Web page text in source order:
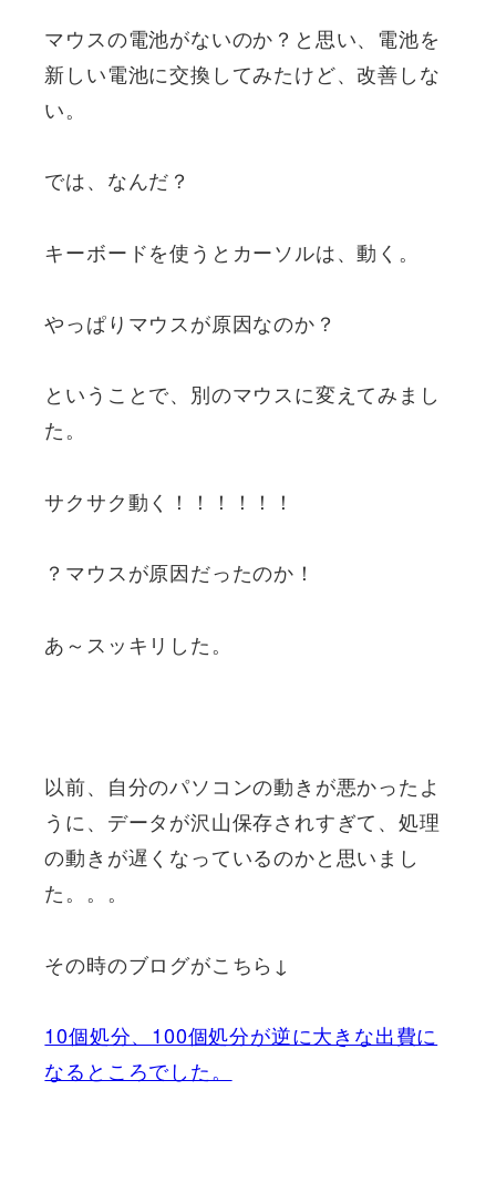
マウスの電池がないのか？と思い、電池を
新しい電池に交換してみたけど、改善しな
い。
では、なんだ？
キーボードを使うとカーソルは、動く。
やっぱりマウスが原因なのか？
ということで、別のマウスに変えてみまし
た。
サクサク動く！！！！！！
？マウスが原因だったのか！
あ～スッキリした。
以前、自分のパソコンの動きが悪かったよ
うに、データが沢山保存されすぎて、処理
の動きが遅くなっているのかと思いまし
た。。。
その時のブログがこちら↓
10個処分、100個処分が逆に大きな出費に
なるところでした。